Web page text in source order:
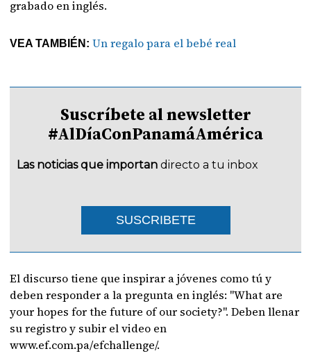
grabado en inglés.
VEA TAMBIÉN: Un regalo para el bebé real
Suscríbete al newsletter
#AlDíaConPanamáAmérica
Las noticias que importan directo a tu inbox
SUSCRIBETE
El discurso tiene que inspirar a jóvenes como tú y
deben responder a la pregunta en inglés: "What are
your hopes for the future of our society?". Deben llenar
su registro y subir el video en
www.ef.com.pa/efchallenge/.